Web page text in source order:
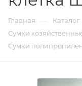
Главная — Каталог
Сумки
Сумки